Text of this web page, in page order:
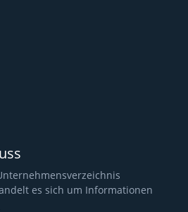
es sich um Informationen